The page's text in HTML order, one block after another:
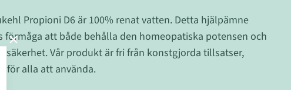
Propioni D6 är 100% renat vatten. Detta hjälpämne
förmåga att både behålla den homeopatiska potensen och
Vår produkt är fri från konstgjorda tillsatser,
för alla att använda.